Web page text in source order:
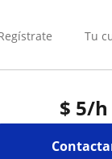
Tu
$ 5/h